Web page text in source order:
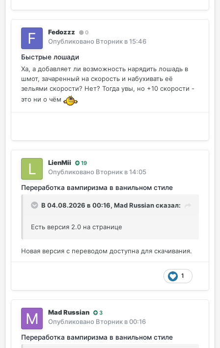
Fedozzz 0
Опубликовано Вторник в 15:46
Быстрые лошади
Ха, а добавляет ли возможность нарядить лошадь в
шмот, зачаренный на скорость и набухивать её
зельями скорости? Нет? Тогда увы, но +10 скорости -
это ни о чём
LienMii 19
Опубликовано Вторник в 14:05
Переработка вампиризма в ванильном стиле
В 04.08.2026 в 00:16, Mad Russianсказал:
Есть версия 2.0 на странице
Новая версия с переводом доступна для скачивания.
1
Mad Russian 3
Опубликовано Вторник в 00:16
Переработка вампиризма в ванильном стиле